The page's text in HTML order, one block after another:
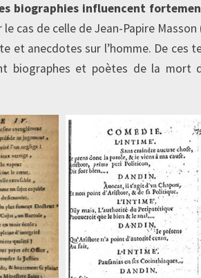
biographies influencent
le cas de celle de Jean-Papire
et anecdotes sur l’homme. De
biographes et poètes de la mort